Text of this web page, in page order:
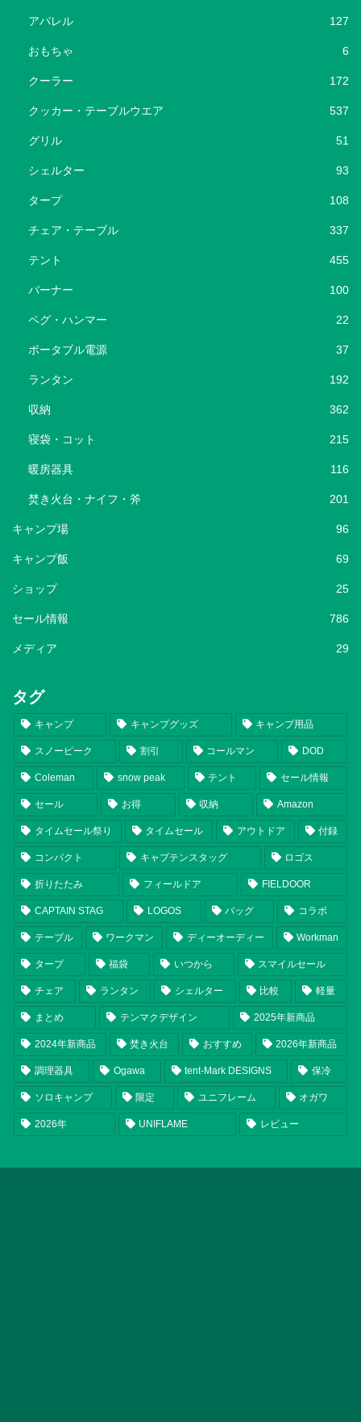
アパレル 127
おもちゃ 6
クーラー 172
クッカー・テーブルウエア 537
グリル 51
シェルター 93
タープ 108
チェア・テーブル 337
テント 455
バーナー 100
ペグ・ハンマー 22
ポータブル電源 37
ランタン 192
収納 362
寝袋・コット 215
暖房器具 116
焚き火台・ナイフ・斧 201
キャンプ場 96
キャンプ飯 69
ショップ 25
セール情報 786
メディア 29
タグ
キャンプ キャンプグッズ キャンプ用品
スノーピーク 割引 コールマン DOD
Coleman snow peak テント セール情報
セール お得 収納 Amazon
タイムセール祭り タイムセール アウトドア 付録
コンパクト キャプテンスタッグ ロゴス
折りたたみ フィールドア FIELDOOR
CAPTAIN STAG LOGOS バッグ コラボ
テーブル ワークマン ディーオーディー Workman
タープ 福袋 いつから スマイルセール
チェア ランタン シェルター 比較 軽量
まとめ テンマクデザイン 2025年新商品
2024年新商品 焚き火台 おすすめ 2026年新商品
調理器具 Ogawa tent-Mark DESIGNS 保冷
ソロキャンプ 限定 ユニフレーム オガワ
2026年 UNIFLAME レビュー